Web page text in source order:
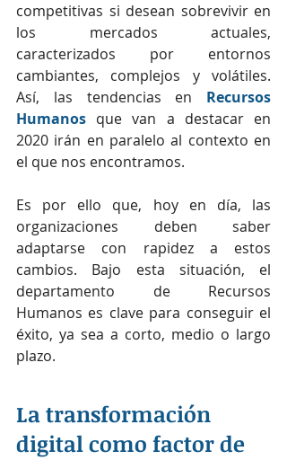
competitivas si desean sobrevivir en
los mercados actuales,
caracterizados por entornos
cambiantes, complejos y volátiles.
Así, las tendencias en Recursos
Humanos que van a destacar en
2020 irán en paralelo al contexto en
el que nos encontramos.
Es por ello que, hoy en día, las
organizaciones deben saber
adaptarse con rapidez a estos
cambios. Bajo esta situación, el
departamento de Recursos
Humanos es clave para conseguir el
éxito, ya sea a corto, medio o largo
plazo.
La transformación
digital como factor de